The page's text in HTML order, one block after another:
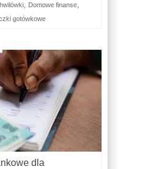
Domowe finanse
gotówkowe
dla